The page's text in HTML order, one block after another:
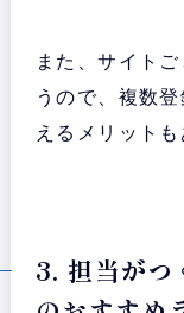
また、サイト
うので、複数
えるメリットも
3. 担当がつ